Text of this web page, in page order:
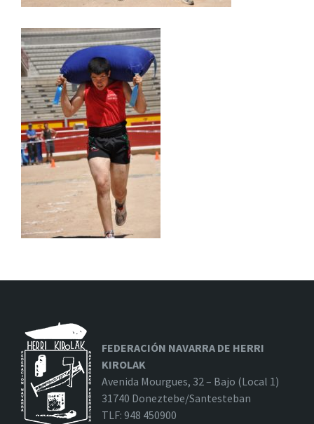
FEDERACIÓN NAVARRA DE HERRI
KIROLAK
Avenida Mourgues, 32 – Bajo (Local 1)
31740 Doneztebe/Santesteban
TLF: 948 450900